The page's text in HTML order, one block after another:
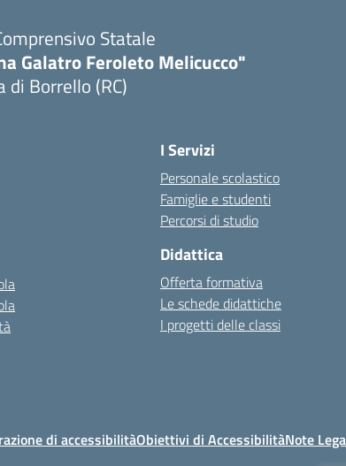
Statale
Galatro Feroleto Melicucco"
di Borrello (RC)
I Servizi
Personale scolastico
Famiglie e studenti
Percorsi di studio
Didattica
Offerta formativa
Le schede didattiche
I progetti delle classi
di accessibilitàObiettivi di AccessibilitàNote